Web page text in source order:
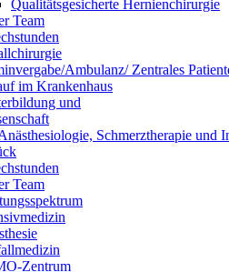
Qualitätsgesicherte Hernienchirurgie
Team
Ambulanz/ Zentrales
im Krankenhaus
und
Schmerztherapie und
Team
Zentrum